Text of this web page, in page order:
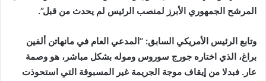
المرشح الجمهوري الأبرز لمنصب الرئيس لم يحدث من قبل”.
وتابع الرئيس الأمريكي السابق: “المدعي العام في مانهاتن ألفين
براغ، الذي اختاره جورج سوروس وموله بشكل مباشر، هو وصمة
عار. فبدلا من إيقاف موجة الجريمة غير المسبوقة التي استحوذت